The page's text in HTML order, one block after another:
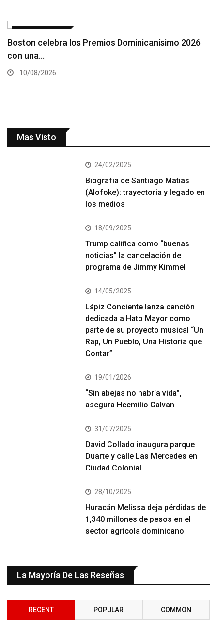
Karol G revela las giras la hacen bajar…
09/08/2026
Mas Visto
24/02/2025
Biografía de Santiago Matías
(Alofoke): trayectoria y legado en
los medios
18/09/2025
Trump califica como “buenas
noticias” la cancelación de
programa de Jimmy Kimmel
14/05/2025
Lápiz Conciente lanza canción
dedicada a Hato Mayor como
parte de su proyecto musical “Un
Rap, Un Pueblo, Una Historia que
Contar”
19/01/2026
“Sin abejas no habría vida”,
asegura Hecmilio Galvan
31/07/2025
David Collado inaugura parque
Duarte y calle Las Mercedes en
Ciudad Colonial
28/10/2025
Huracán Melissa deja pérdidas de
1,340 millones de pesos en el
sector agrícola dominicano
La Mayoría De Las Reseñas
RECENT POPULAR COMMON